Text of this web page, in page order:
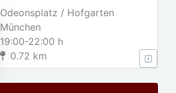
Odeonsplatz / Hofgarten
München
19:00-22:00 h
0.72 km